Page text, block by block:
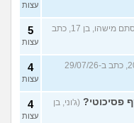
עצות
(סתם מישהו, בן 17, כתב
5
עצות
(אנונימי, בן 20, כתב ב-29/07/26
4
עצות
פסיכוטי? (ג'וני, בן
4
עצות